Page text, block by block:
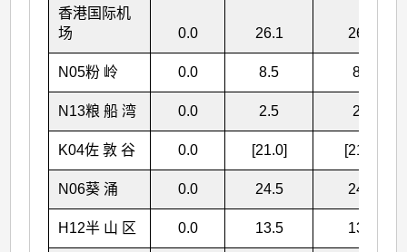
香港国际机
场
0.0 26.1 26.1
N05粉 岭 0.0 8.5 8.5
N13粮 船 湾 0.0 2.5 2.5
K04佐 敦 谷 0.0 [21.0] [21.0]
N06葵 涌 0.0 24.5 24.5
H12半 山 区 0.0 13.5 13.5